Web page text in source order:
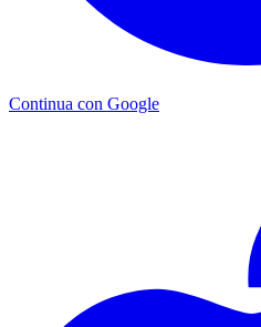
Continua con Google